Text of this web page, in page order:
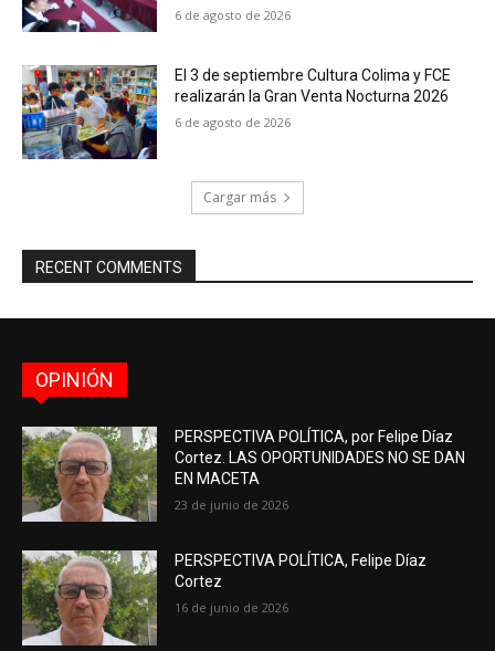
6 de agosto de 2026
El 3 de septiembre Cultura Colima y FCE
realizarán la Gran Venta Nocturna 2026
6 de agosto de 2026
Cargar más
RECENT COMMENTS
OPINIÓN
PERSPECTIVA POLÍTICA, por Felipe Díaz
Cortez. LAS OPORTUNIDADES NO SE DAN
EN MACETA
23 de junio de 2026
PERSPECTIVA POLÍTICA, Felipe Díaz
Cortez
16 de junio de 2026